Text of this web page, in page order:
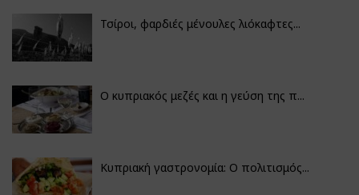
Τσίροι, φαρδιές μένουλες λιόκαφτες...
Ο κυπριακός μεζές και η γεύση της π...
Κυπριακή γαστρονομία: Ο πολιτισμός...